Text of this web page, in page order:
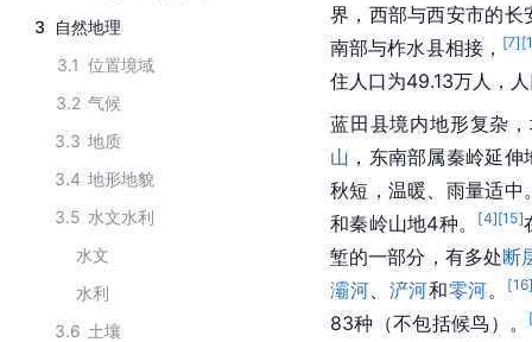
3
自然地理
3.1 位置境域
3.2 气候
3.3 地质
3.4 地形地貌
3.5 水文水利
水文
水利
3.6 土壤
界，西部与西安市的长
南部与柞水县相接， [7] [
住人口为49.13万人，
蓝田县境内地形复杂
山 ，东南部属秦岭延
秋短，温暖、雨量适中
和秦岭山地4种。
[4][15]
堑的一部分，有多处断
灞河
浐河和零河。 [16
83种（不包括候鸟）。